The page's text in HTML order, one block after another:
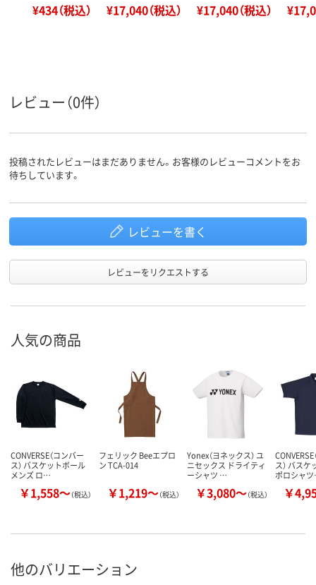
¥434（税込） ¥17,040（税込） ¥17,040（税込）
レビュー（0件）
投稿されたレビューはまだありません。お客様のレビューコメントをお
待ちしています。
レビューを書く
レビューをリクエストする
人気の商品
CONVERSE（コンバー
ス） バスケットボール
メンズ ロ…
￥1,558～（税込）
フェリック Beeエプロ
ン TCA-014
￥1,219～（税込）
Yonex（ヨネックス） ユ
ニセックス ドライティ
ーシャツ …
￥3,080～（税込）
ス） バス
ポロシャ
￥
他のバリエーション